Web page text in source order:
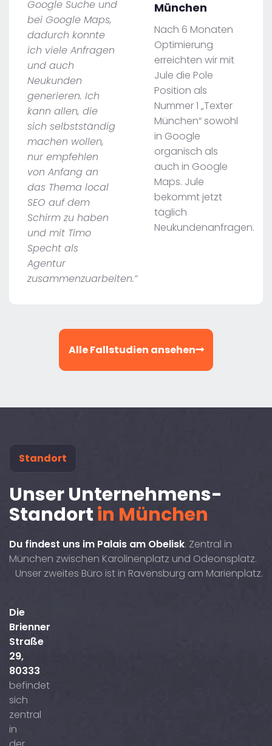
Google Suche und
bei Google Maps,
dadurch konnte
ich viele Anfragen
und auch
Neukunden
generieren. Ich
kann allen, die
sich selbstständig
machen wollen,
nur empfehlen
von Anfang an
das Thema local
SEO auf dem
Schirm zu haben
und mit Timo
Specht als
Agentur
zusammenzuarbeiten.“
München
Nach 6 Monaten
Optimierung
erreichten wir mit
Jule die Pole
Position als
Nummer 1 „Texter
München“ sowohl
in Google
organisch als
auch in Google
Maps. Jule
bekommt jetzt
täglich
Neukundenanfragen.
Alle Fallstudien ansehen
Standort
Unser Unternehmens-
Standortin München
Du findest uns im Palais am Obelisk. Zentral in
München zwischen Karolinenplatz und Odeonsplatz.
Unser zweites Büro ist in Ravensburg am Marienplatz.
Die
Brienner
Straße
29,
80333
befindet
sich
zentral
in